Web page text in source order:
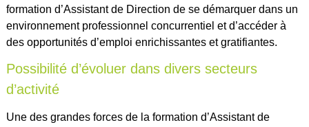
formation d’Assistant de Direction de se démarquer dans un
environnement professionnel concurrentiel et d’accéder à
des opportunités d’emploi enrichissantes et gratifiantes.
Possibilité d’évoluer dans divers secteurs
d’activité
Une des grandes forces de la formation d’Assistant de